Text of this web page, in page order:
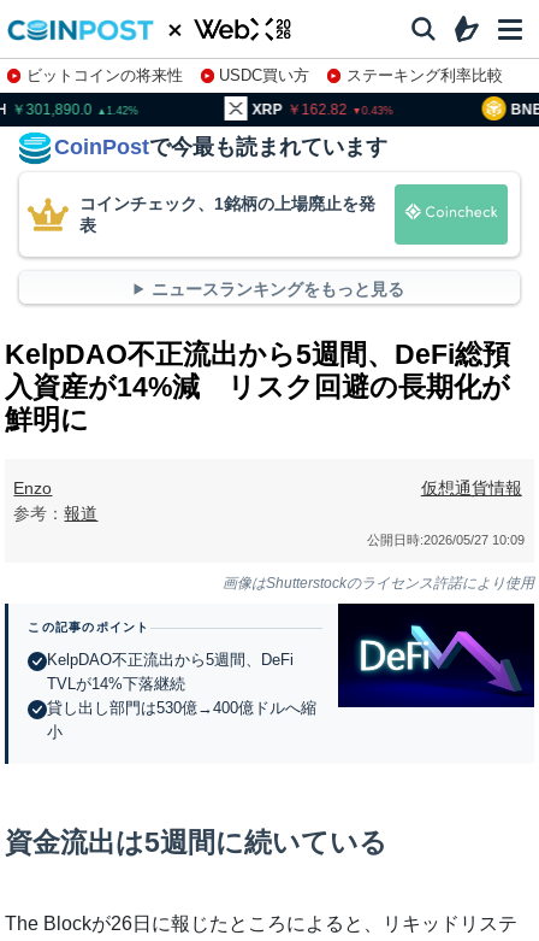
ビットコインの将来性 USDC買い方
ステーキング利率比較
株特集・関連銘柄
1.42 XRP 162.82 0.43 BNB
CoinPostで今最も読まれています
コインチェック、1銘柄の上場廃止を発
表
ニュースランキングをもっと見る
KelpDAO不正流出から5週間、DeFi総預
入資産が14%減 リスク回避の長期化が
鮮明に
Enzo
参考：報道
仮想通貨情報
公開日時:2026/05/27 10:09
画像はShutterstockのライセンス許諾により使用
この記事のポイント
KelpDAO不正流出から5週間、DeFi
TVLが14%下落継続
貸し出し部門は530億→400億ドルへ縮
小
資金流出は5週間に続いている
The Blockが26日に報じたところによると、リキッドリステ